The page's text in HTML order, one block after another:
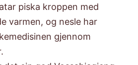
piska kroppen med
varmen, og nesle har
gjennom